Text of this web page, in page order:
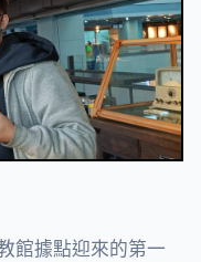
館據點迎來的第一